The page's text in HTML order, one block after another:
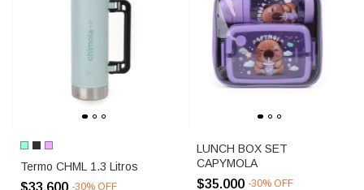
Termo CHML 1.3 Litros
-30% OFF
LUNCH BOX SET
CAPYMOLA
$35.000 -30% OFF